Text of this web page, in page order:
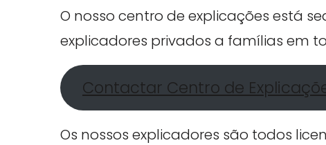
O nosso centro de explicações está
explicadores privados a famílias em
Contactar Centro de
Os nossos explicadores são todos